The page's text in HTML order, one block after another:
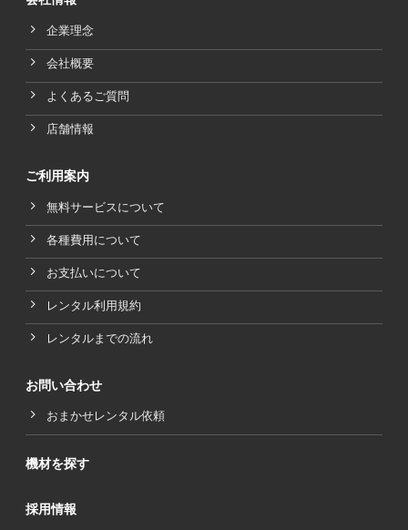
企業理念
会社概要
よくあるご質問
店舗情報
ご利用案内
無料サービスについて
各種費用について
お支払いについて
レンタル利用規約
レンタルまでの流れ
お問い合わせ
おまかせレンタル依頼
機材を探す
採用情報